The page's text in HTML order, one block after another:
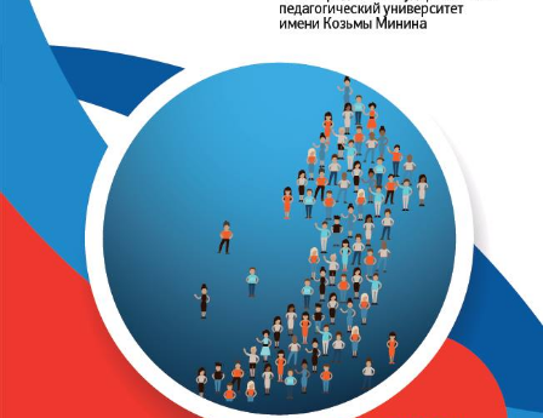
Список литературы
Приложение 1. Методика оценки
эффективности выпускника
Приложение 2 Проект положения
о постдипломном сопровождении
выпускника
Приложение 3 Проект типового
положения о наставничестве в
постдипломном сопровождении
выпускника педагогического вуза
Приложение 4. Инструкция для
регистрации в электронном
сервисе постдипломного